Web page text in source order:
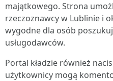
majątkowego. Strona
rzeczoznawcy w Lublinie i
wygodne dla osób
usługodawców.
Portal kładzie również
użytkownicy mogą